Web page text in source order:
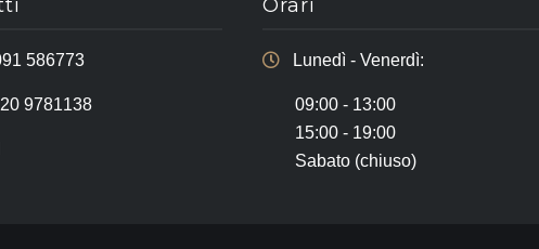
586773
9781138
Orari
Lunedì - Venerdì:
09:00 - 13:00
15:00 - 19:00
Sabato (chiuso)